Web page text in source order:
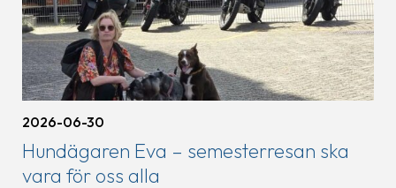
Hundägaren Eva – semesterresan ska
vara för oss alla
2026-06-30